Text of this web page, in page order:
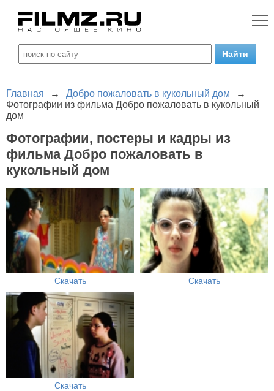
Главная → Добро пожаловать в кукольный дом
→
Фотографии из фильма Добро пожаловать в кукольный
дом
Фотографии, постеры и кадры из
фильма Добро пожаловать в
кукольный дом
Скачать Скачать
Скачать